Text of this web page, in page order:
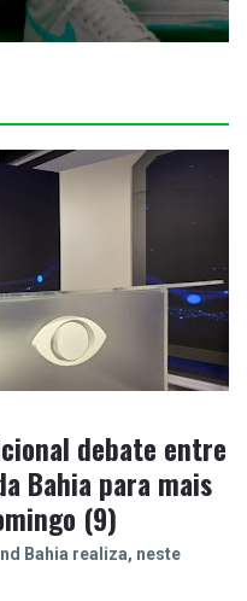
debate entre
Bahia para mais
(9)
Bahia realiza, neste